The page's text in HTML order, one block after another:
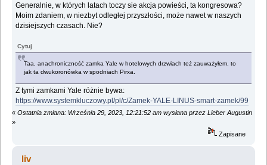
Generalnie, w których latach toczy sie akcja powieści, ta kongresowa?
Moim zdaniem, w niezbyt odległej przyszłości, może nawet w naszych
dzisiejszych czasach. Nie?
Cytuj
Taa, anachroniczność zamka Yale w hotelowych drzwiach też zauważyłem, to
jak ta dwukoronówka w spodniach Pirxa.
Z tymi zamkami Yale różnie bywa:
https://www.systemkluczowy.pl/pl/c/Zamek-YALE-LINUS-smart-zamek/99
« Ostatnia zmiana: Września 29, 2023, 12:21:52 am wysłana przez Lieber Augustin
»
Zapisane
liv